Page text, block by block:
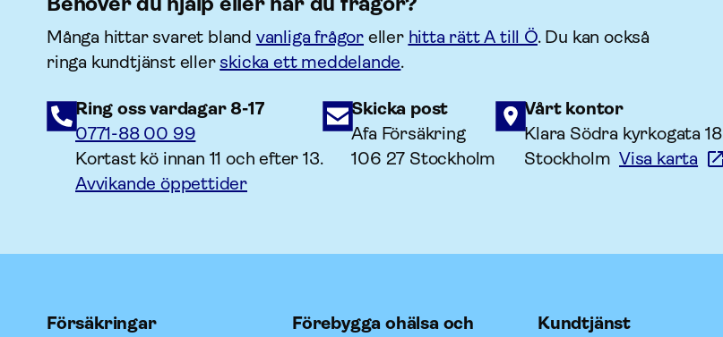
Många hittar svaret bland vanliga frågor eller hitta rätt A till Ö. Du kan också
ringa kundtjänst eller skicka ett meddelande.
Ring oss vardagar 8-17
0771-88 00 99
Kortast kö innan 11 och efter 13.
Avvikande öppettider
Skicka post
Afa Försäkring
106 27 Stockholm
Vårt kontor
Klara Södra kyrkogata 18
StockholmVisa karta
Försäkringar
Förebygga ohälsa och
Kundtjänst